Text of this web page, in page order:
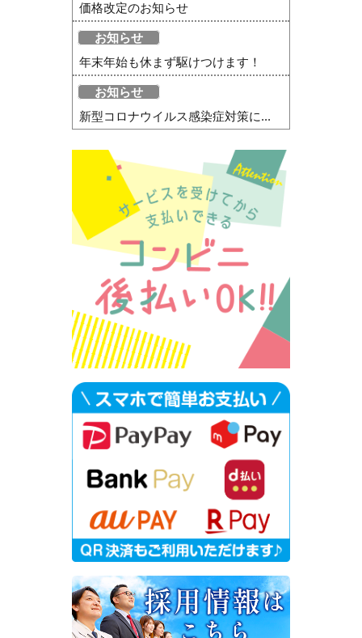
価格改定のお知らせ
お知らせ
年末年始も休まず駆けつけます！
お知らせ
新型コロナウイルス感染症対策に...